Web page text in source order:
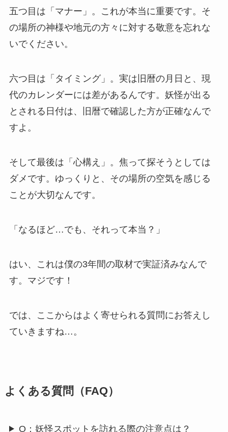
五つ目は「マナー」。これが本当に重要です。そ
の場所の神様や地元の方々に対する敬意を忘れな
いでください。
六つ目は「タイミング」。実は旧暦の月日と、現
代のカレンダーには差があるんです。妖怪が出る
とされる日付は、旧暦で確認した方が正確なんで
すよ。
そして最後は「心構え」。焦って探そうとしては
ダメです。ゆっくりと、その場所の空気を感じる
ことが大切なんです。
「なるほど…でも、それって本当？」
はい、これは僕の3年間の取材で実証済みなんで
す。マジです！
では、ここからはよく寄せられる質問にお答えし
ていきますね…。
よくある質問（FAQ）
Q：妖怪スポットを訪れる際の注意点は？